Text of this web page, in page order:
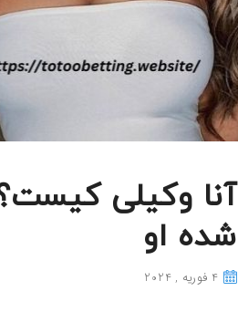
آنا وکیلی
شده او
4 فوریه , 2024